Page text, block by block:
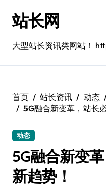
站长网
大型站长资讯类网站！
首页 站长资讯 动态
5G融合新变革，站长
动态
5G融合新变
新趋势！